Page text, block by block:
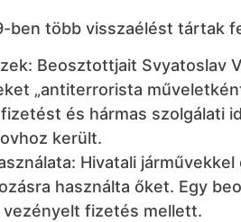
ben több visszaélést tártak
Beosztottjait Svyatoslav
„antiterrorista
és hármas szolgálati
került.
Hivatali
használta őket. Egy
vezényelt fizetés mellett.